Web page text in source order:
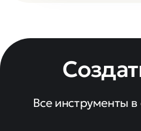
Все инструменты